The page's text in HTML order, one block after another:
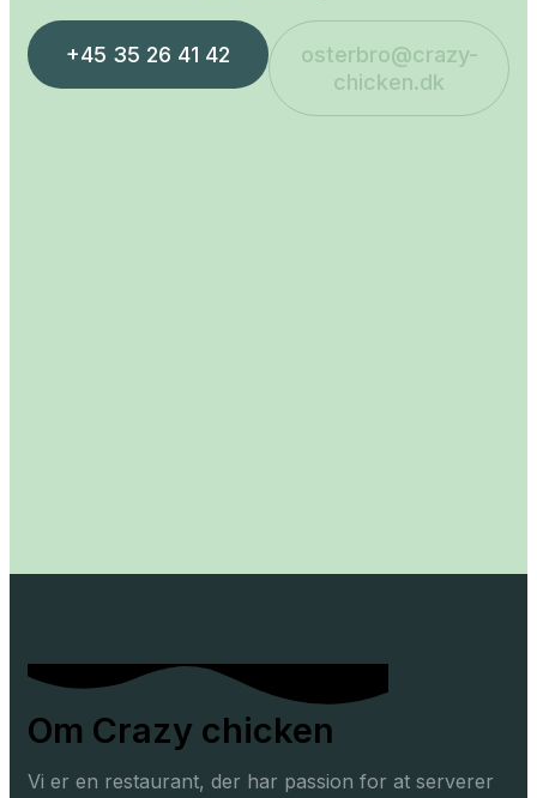
+45 35 26 41 42
osterbro@crazy-
chicken.dk
Om Crazy chicken
Vi er en restaurant, der har passion for at serverer